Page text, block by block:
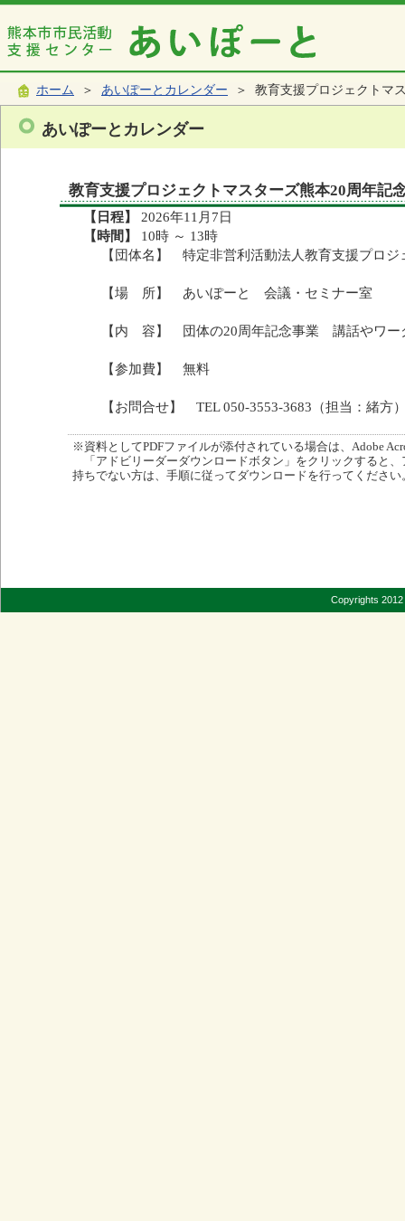
ホーム ＞ あいぽーとカレンダー ＞ 教育支援プロジェクトマ
あいぽーとカレンダー
教育支援プロジェクトマスターズ熊本20周年記
【日程】
2026年11月7日
【時間】
10時 ～ 13時
【団体名】 特定非営利活動法人教育支援プロジ
【場 所】 あいぽーと 会議・セミナー室
【内 容】 団体の20周年記念事業 講話やワー
【参加費】 無料
【お問合せ】 TEL 050-3553-3683（担当：緒方
※資料としてPDFファイルが添付されている場合は、Adobe
「アドビリーダーダウンロードボタン」をクリックすると
持ちでない方は、手順に従ってダウンロードを行ってください
Copyrights